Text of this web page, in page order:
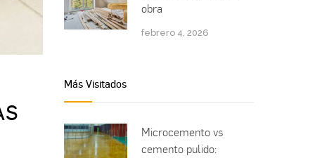
obra
febrero 4, 2026
Más Visitados
Microcemento vs
cemento pulido: